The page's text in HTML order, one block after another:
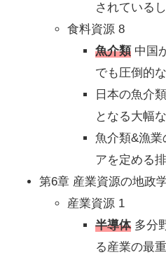
されている
食料資源 8
魚介類 中国
でも圧倒的
日本の魚介
となる大幅
魚介類&漁業
アを定める
第6章 産業資源の地政
産業資源 1
半導体多分
る産業の最